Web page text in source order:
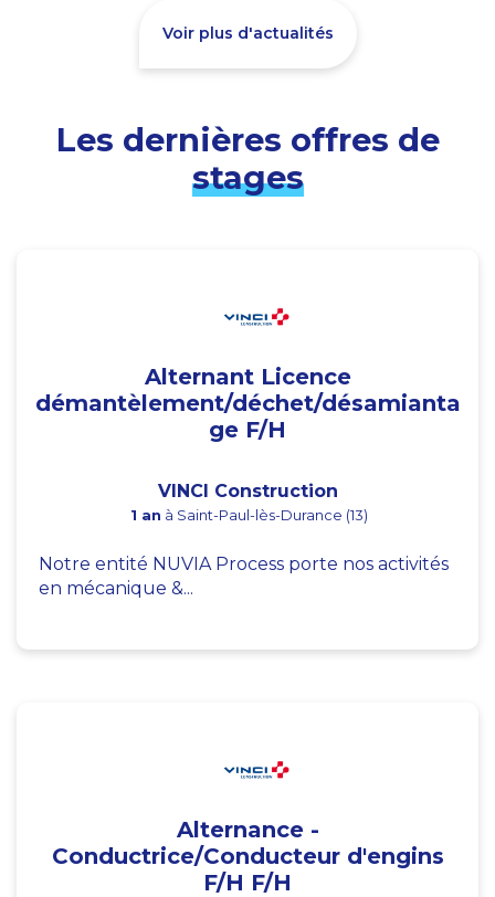
Voir plus d'actualités
Les dernières offres de
stages
Alternant Licence
démantèlement/déchet/désamianta
ge F/H
VINCI Construction
1 an à Saint-Paul-lès-Durance (13)
Notre entité NUVIA Process porte nos activités
en mécanique &...
Alternance -
Conductrice/Conducteur d'engins
F/H F/H